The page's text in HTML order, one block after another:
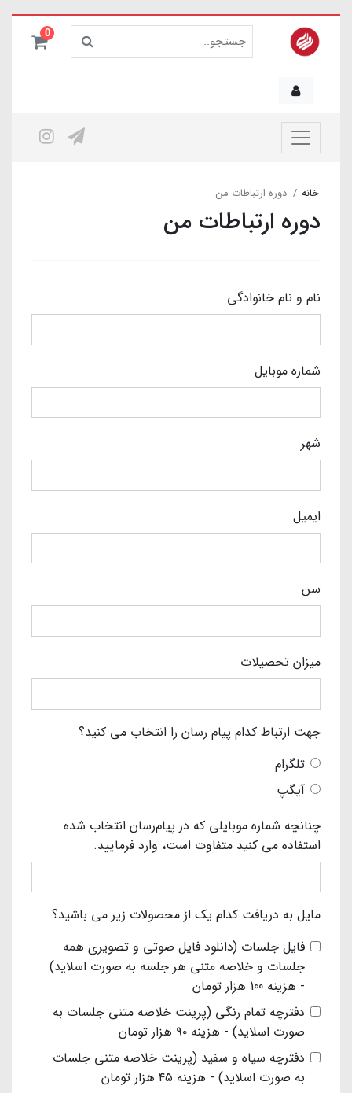
0
خانه دوره ارتباطات من
دوره ارتباطات من
نام و نام خانوادگی
شماره موبایل
شهر
ایمیل
سن
میزان تحصیلات
جهت ارتباط کدام پیام رسان را انتخاب می کنید؟
تلگرام
آیگپ
چنانچه شماره موبایلی که در پیام‌رسان انتخاب شده
استفاده می کنید متفاوت است، وارد فرمایید.
مایل به دریافت کدام یک از محصولات زیر می باشید؟
فایل جلسات (دانلود فایل صوتی و تصویری همه
جلسات و خلاصه متنی هر جلسه به صورت اسلاید)
- هزینه 100 هزار تومان
دفترچه تمام رنگی (پرینت خلاصه متنی جلسات به
صورت اسلاید) - هزینه ۹۰ هزار تومان
دفترچه سیاه و سفید (پرینت خلاصه متنی جلسات
به صورت اسلاید) - هزینه ۴۵ هزار تومان